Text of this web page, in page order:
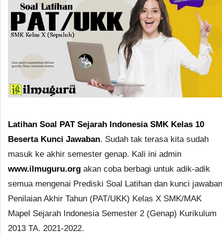
Latihan Soal PAT Sejarah Indonesia SMK Kelas 10
Beserta Kunci Jawaban. Sudah tak terasa kita sudah
masuk ke akhir semester genap. Kali ini admin
www.ilmuguru.org akan coba berbagi untuk adik-adik
semua mengenai Prediski Soal Latihan dan kunci jawaban
Penilaian Akhir Tahun (PAT/UKK) Kelas X SMK/MAK
Mapel Sejarah Indonesia Semester 2 (Genap) Kurikulum
2013 TA. 2021-2022.